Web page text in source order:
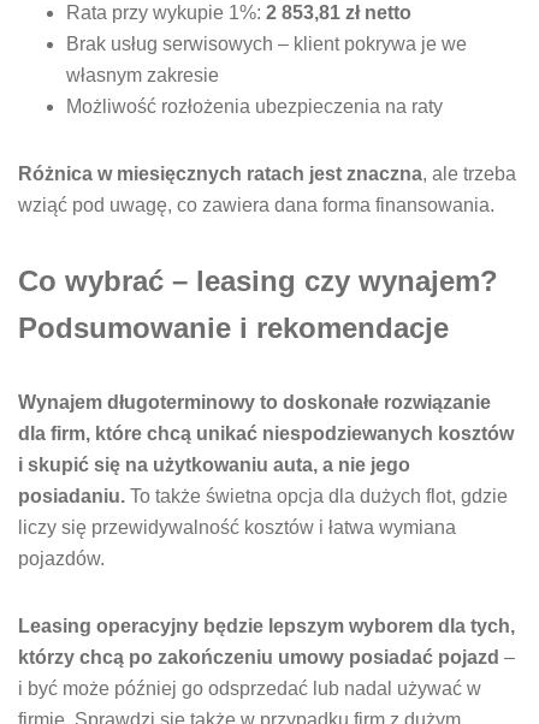
Rata przy wykupie 1%: 2 853,81 zł netto
Brak usług serwisowych – klient pokrywa je we
własnym zakresie
Możliwość rozłożenia ubezpieczenia na raty
Różnica w miesięcznych ratach jest znaczna, ale trzeba
wziąć pod uwagę, co zawiera dana forma finansowania.
Co wybrać – leasing czy wynajem?
Podsumowanie i rekomendacje
Wynajem długoterminowy to doskonałe rozwiązanie
dla firm, które chcą unikać niespodziewanych kosztów
i skupić się na użytkowaniu auta, a nie jego
posiadaniu. To także świetna opcja dla dużych flot, gdzie
liczy się przewidywalność kosztów i łatwa wymiana
pojazdów.
Leasing operacyjny będzie lepszym wyborem dla tych,
którzy chcą po zakończeniu umowy posiadać pojazd –
i być może później go odsprzedać lub nadal używać w
firmie. Sprawdzi się także w przypadku firm z dużym